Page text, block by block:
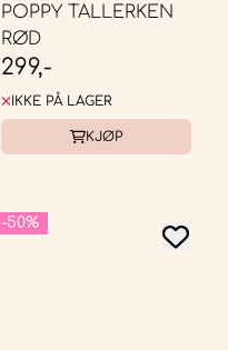
POPPY TALLERKEN
RØD
299,-
IKKE PÅ LAGER
KJØP
-50%